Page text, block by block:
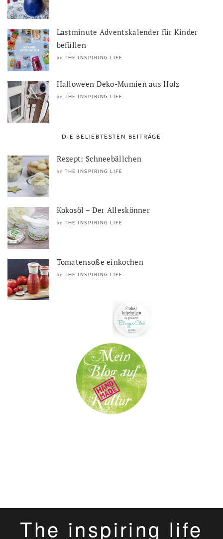
Lastminute Adventskalender für Kinder
befüllen
by THE INSPIRING LIFE
Halloween Deko-Mumien aus Holz
by THE INSPIRING LIFE
DIE BELIEBTESTEN BEITRÄGE
Rezept: Schneebällchen
by THE INSPIRING LIFE
Kokosöl – Der Alleskönner
by THE INSPIRING LIFE
Tomatensoße einkochen
by THE INSPIRING LIFE
The inspiring life